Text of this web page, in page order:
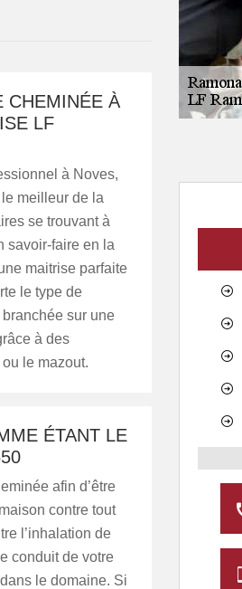
CHEMINÉE À
LF
à Noves,
meilleur de la
se trouvant à
savoir-faire en la
maitrise parfaite
le type de
sur une
à des
le mazout.
ÉTANT LE
afin d’être
contre tout
l’inhalation de
conduit de votre
le domaine. Si